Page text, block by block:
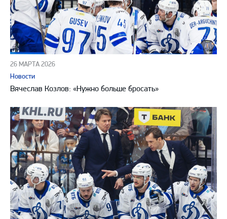
26 МАРТА 2026
Новости
Вячеслав Козлов: «Нужно больше бросать»